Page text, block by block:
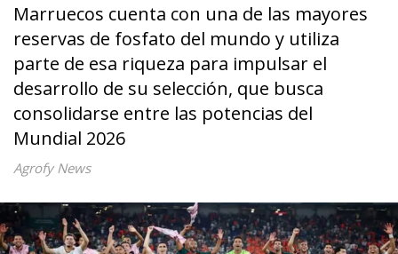
Marruecos cuenta con una de las mayores
reservas de fosfato del mundo y utiliza
parte de esa riqueza para impulsar el
desarrollo de su selección, que busca
consolidarse entre las potencias del
Mundial 2026
Agrofy News